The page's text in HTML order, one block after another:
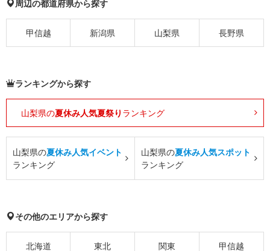
周辺の都道府県から探す
甲信越 新潟県 山梨県 長野県
ランキングから探す
山梨県の夏休み人気夏祭り ランキング
山梨県の夏休み人気イベント
ランキング
山梨県の夏休み人気スポット
ランキング
その他のエリアから探す
北海道 東北 関東 甲信越